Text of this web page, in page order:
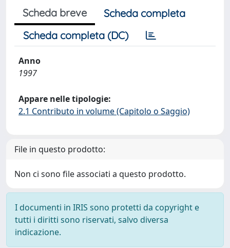
Scheda breve
Scheda completa
Scheda completa (DC)
Anno
1997
Appare nelle tipologie:
2.1 Contributo in volume (Capitolo o Saggio)
File in questo prodotto:
Non ci sono file associati a questo prodotto.
I documenti in IRIS sono protetti da copyright e
tutti i diritti sono riservati, salvo diversa
indicazione.